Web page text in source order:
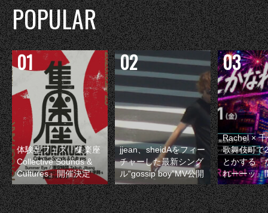
POPULAR
体験型フェス『集楽座
Collective Sounds &
Cultures』開催決定
jjean、sheidAをフィー
チャーした最新シング
ル“gossip boy”MV公開
Rachel ×
歌舞伎町で
とかする『
れーーッ』